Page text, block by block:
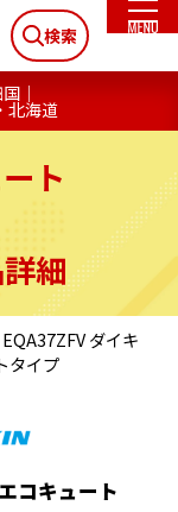
検索
国
北海道
ト
細
EQA37ZFV ダイキ
タイプ
コキュート